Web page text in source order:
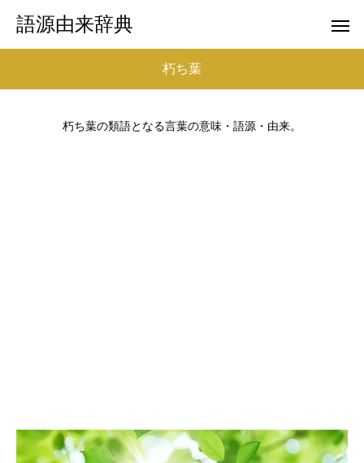
語源由来辞典
朽ち葉
朽ち葉の類語となる言葉の意味・語源・由来。